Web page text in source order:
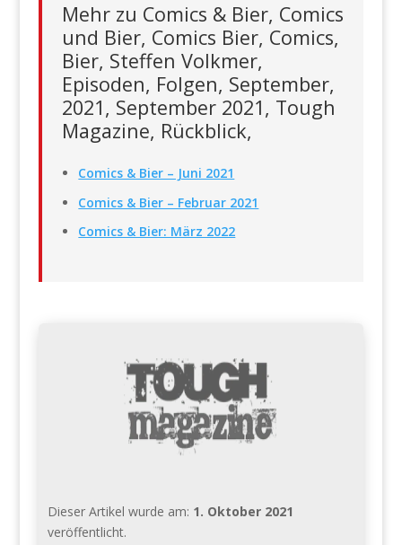
Mehr zu Comics & Bier, Comics
und Bier, Comics Bier, Comics,
Bier, Steffen Volkmer,
Episoden, Folgen, September,
2021, September 2021, Tough
Magazine, Rückblick,
Comics & Bier – Juni 2021
Comics & Bier – Februar 2021
Comics & Bier: März 2022
Dieser Artikel wurde am: 1. Oktober 2021
veröffentlicht.